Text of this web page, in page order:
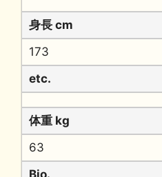
身長 cm
173
etc.
体重 kg
63
Bio.